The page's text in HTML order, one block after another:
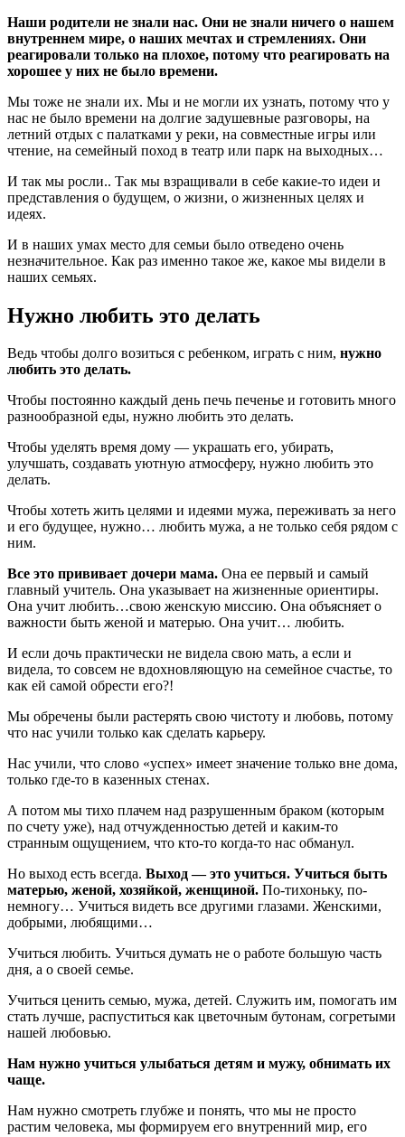
Наши родители не знали нас. Они не знали ничего о нашем
внутреннем мире, о наших мечтах и стремлениях. Они
реагировали только на плохое, потому что реагировать на
хорошее у них не было времени.
Мы тоже не знали их. Мы и не могли их узнать, потому что у
нас не было времени на долгие задушевные разговоры, на
летний отдых с палатками у реки, на совместные игры или
чтение, на семейный поход в театр или парк на выходных…
И так мы росли.. Так мы взращивали в себе какие-то идеи и
представления о будущем, о жизни, о жизненных целях и
идеях.
И в наших умах место для семьи было отведено очень
незначительное. Как раз именно такое же, какое мы видели в
наших семьях.
Нужно любить это делать
Ведь чтобы долго возиться с ребенком, играть с ним, нужно
любить это делать.
Чтобы постоянно каждый день печь печенье и готовить много
разнообразной еды, нужно любить это делать.
Чтобы уделять время дому — украшать его, убирать,
улучшать, создавать уютную атмосферу, нужно любить это
делать.
Чтобы хотеть жить целями и идеями мужа, переживать за него
и его будущее, нужно… любить мужа, а не только себя рядом с
ним.
Все это прививает дочери мама. Она ее первый и самый
главный учитель. Она указывает на жизненные ориентиры.
Она учит любить…свою женскую миссию. Она объясняет о
важности быть женой и матерью. Она учит… любить.
И если дочь практически не видела свою мать, а если и
видела, то совсем не вдохновляющую на семейное счастье, то
как ей самой обрести его?!
Мы обречены были растерять свою чистоту и любовь, потому
что нас учили только как сделать карьеру.
Нас учили, что слово «успех» имеет значение только вне дома,
только где-то в казенных стенах.
А потом мы тихо плачем над разрушенным браком (которым
по счету уже), над отчужденностью детей и каким-то
странным ощущением, что кто-то когда-то нас обманул.
Но выход есть всегда. Выход — это учиться. Учиться быть
матерью, женой, хозяйкой, женщиной. По-тихоньку, по-
немногу… Учиться видеть все другими глазами. Женскими,
добрыми, любящими…
Учиться любить. Учиться думать не о работе большую часть
дня, а о своей семье.
Учиться ценить семью, мужа, детей. Служить им, помогать им
стать лучше, распуститься как цветочным бутонам, согретыми
нашей любовью.
Нам нужно учиться улыбаться детям и мужу, обнимать их
чаще.
Нам нужно смотреть глубже и понять, что мы не просто
растим человека, мы формируем его внутренний мир, его